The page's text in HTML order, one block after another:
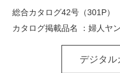
総合カタログ42号（301P）
カタログ掲載品名 ：婦人ヤ
デジタル